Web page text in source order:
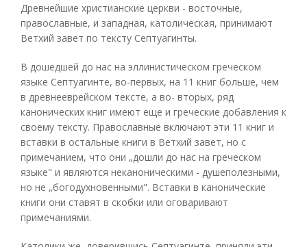
Древнейшие христианские церкви - восточные,
православные, и западная, католическая, принимают
Ветхий завет по тексту Септуагинты.
В дошедшей до нас на эллинистическом греческом
языке Септуагинте, во-первых, на 11 книг больше, чем
в древнееврейском тексте, а во- вторых, ряд
канонических книг имеют еще и греческие добавления к
своему тексту. Православные включают эти 11 книг и
вставки в остальные книги в Ветхий завет, но с
примечанием, что они „дошли до нас на греческом
языке" и являются неканоническими - душеполезными,
но не „богодухновенными". Вставки в канонические
книги они ставят в скобки или оговаривают
примечаниями.